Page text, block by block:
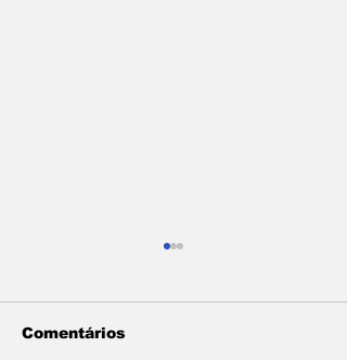
Comentários